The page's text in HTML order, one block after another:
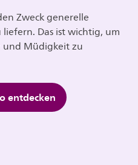
Zweck generelle
Das ist wichtig, um
Müdigkeit zu
entdecken